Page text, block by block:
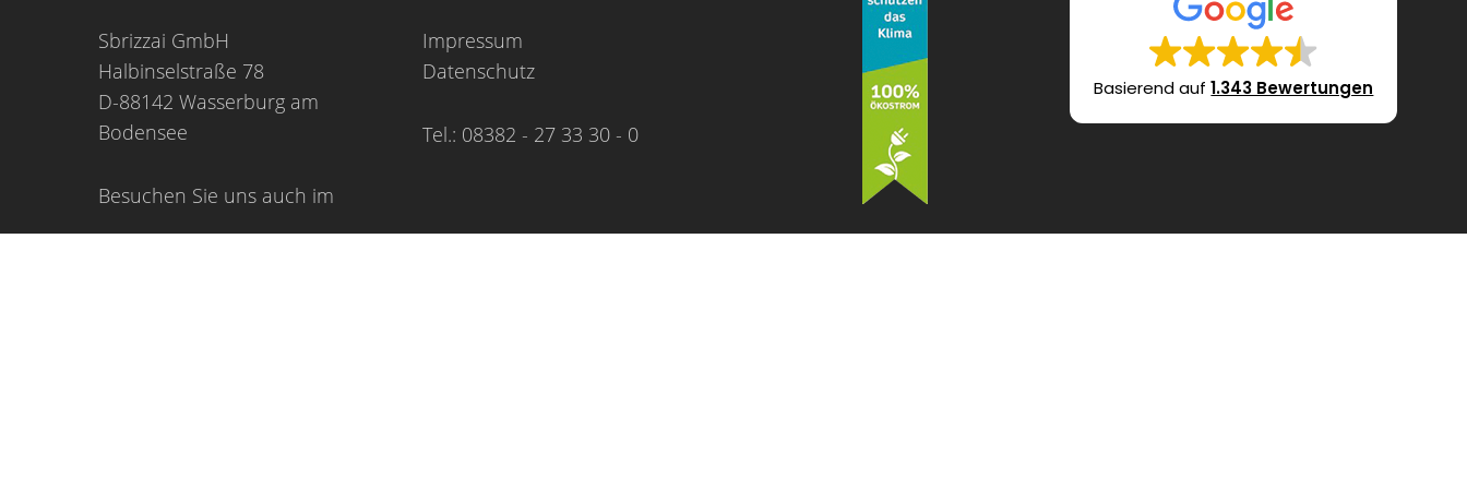
Sbrizzai GmbH
Halbinselstraße 78
D-88142 Wasserburg am
Bodensee
Besuchen Sie uns auch im
Impressum
Datenschutz
Tel.: 08382 - 27 33 30 - 0
Basierend auf1.343 Bewertungen